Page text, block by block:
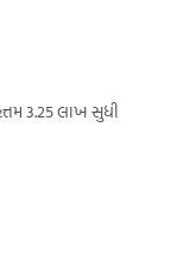
3.25 લાખ સુધી